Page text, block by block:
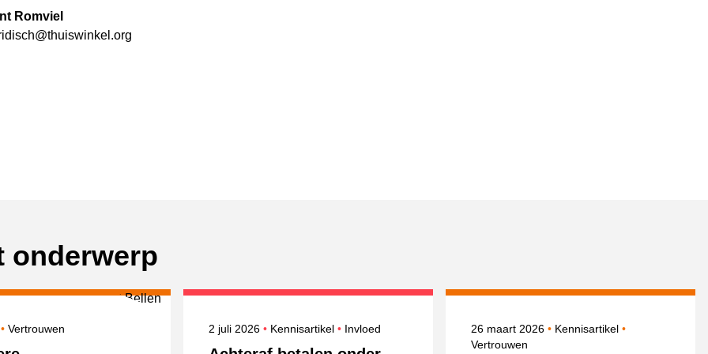
Romviel
onderwerp
op
Onderwerpen
Vertrouwen Gepubliceerd op
2 juli 2026 Kennisartikel Onderwerpen
Invloed Gepubliceerd op
26 maart 2026 Kennisartikel Onderwerpen
Vertrouwen